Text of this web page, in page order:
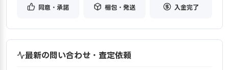
同意・承諾 梱包・発送 入金完了
最新の問い合わせ・査定依頼